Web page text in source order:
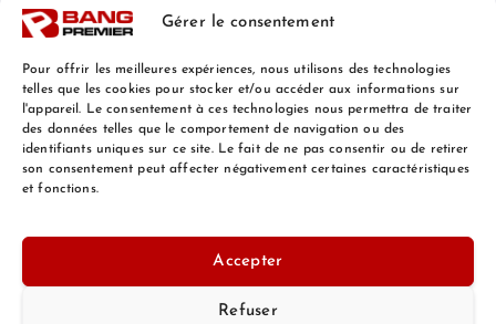
Gérer le consentement
Pour offrir les meilleures expériences, nous utilisons des technologies
telles que les cookies pour stocker et/ou accéder aux informations sur
l'appareil. Le consentement à ces technologies nous permettra de traiter
des données telles que le comportement de navigation ou des
identifiants uniques sur ce site. Le fait de ne pas consentir ou de retirer
son consentement peut affecter négativement certaines caractéristiques
et fonctions.
Accepter
Refuser
Mentions Légales